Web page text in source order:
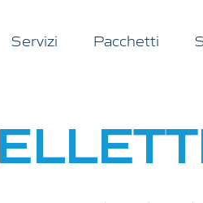
Servizi Pacchetti